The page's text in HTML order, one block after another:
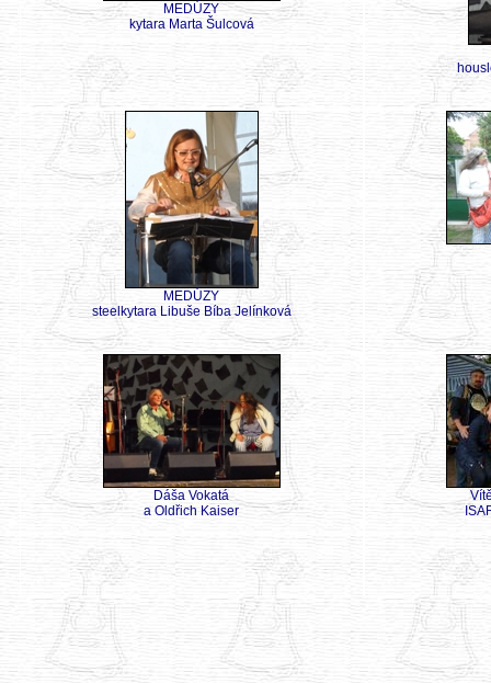
MEDÚZY
kytara Marta Šulcová
MEDÚZY
steelkytara Libuše Bíba Jelínková
Dáša Vokatá
a Oldřich Kaiser